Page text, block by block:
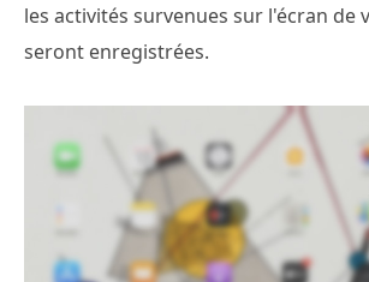
les activités survenues sur l'écran de
seront enregistrées.